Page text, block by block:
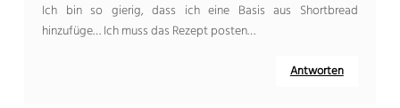
Ich bin so gierig, dass ich eine Basis aus Shortbread
hinzufüge… Ich muss das Rezept posten…
Antworten